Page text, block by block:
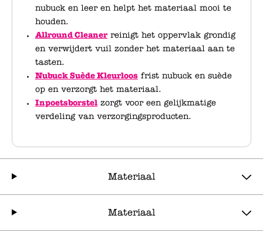
nubuck en leer en helpt het materiaal mooi te
houden.
Allround Cleanerreinigt het oppervlak grondig
en verwijdert vuil zonder het materiaal aan te
tasten.
Nubuck Suède Kleurloos frist nubuck en suède
op en verzorgt het materiaal.
Inpoetsborstel zorgt voor een gelijkmatige
verdeling van verzorgingsproducten.
Materiaal
Materiaal